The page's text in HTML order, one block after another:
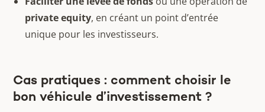
private equity, en créant un point d’entrée
unique pour les investisseurs.
Cas pratiques : comment choisir le
bon véhicule d’investissement ?